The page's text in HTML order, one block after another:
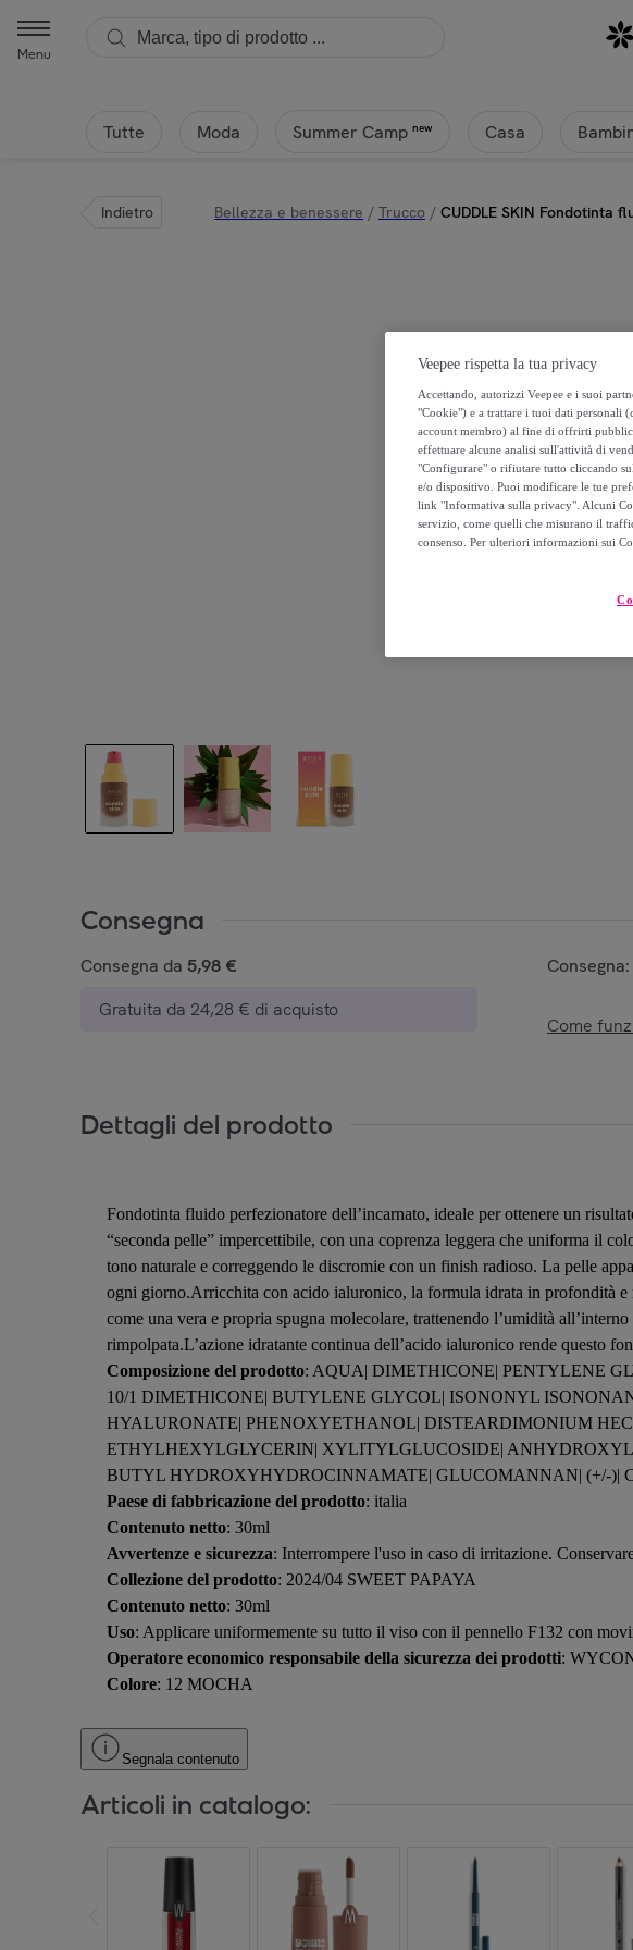
Menu
Tutte Moda Summer Camp new Casa
Indietro Bellezza e benessere / Trucco / CUDDLE SKIN Fondotinta
Consegna
Consegna da 5,98 €
Gratuita da 24,28 € di acquisto
Come
Dettagli del prodotto
Fondotinta fluido perfezionatore dell’incarnato, ideale per ottenere un
“seconda pelle” impercettibile, con una coprenza leggera che uniforma il
tono naturale e correggendo le discromie con un finish radioso. La pelle
ogni giorno.Arricchita con acido ialuronico, la formula idrata in profondità
come una vera e propria spugna molecolare, trattenendo l’umidità
rimpolpata.L’azione idratante continua dell’acido ialuronico rende questo
Composizione del prodotto: AQUA| DIMETHICONE| PENTYLENE
10/1 DIMETHICONE| BUTYLENE GLYCOL| ISONONYL
HYALURONATE| PHENOXYETHANOL| DISTEARDIMONIUM
ETHYLHEXYLGLYCERIN| XYLITYLGLUCOSIDE|
BUTYL HYDROXYHYDROCINNAMATE| GLUCOMANNAN| (+/-)| CI
Paese di fabbricazione del prodotto: italia
Contenuto netto: 30ml
Avvertenze e sicurezza: Interrompere l'uso in caso di irritazione.
Collezione del prodotto: 2024/04 SWEET PAPAYA
Contenuto netto: 30ml
Uso: Applicare uniformemente su tutto il viso con il pennello F132 con
Operatore economico responsabile della sicurezza dei prodotti:
Colore: 12 MOCHA
Segnala contenuto
Articoli in catalogo:
Veepee rispetta la tua privacy
Accettando, autorizzi Veepee e i suoi
"Cookie") e a trattare i tuoi dati personali
account membro) al fine di offrirti
effettuare alcune analisi sull'attività di
"Configurare" o rifiutare tutto cliccando
e/o dispositivo. Puoi modificare le tue
link "Informativa sulla privacy". Alcuni
servizio, come quelli che misurano il
consenso. Per ulteriori informazioni sui